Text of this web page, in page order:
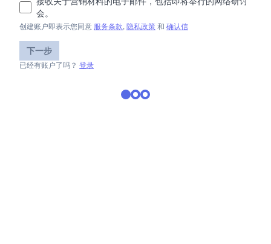
会。
创建账户即表示您同意 服务条款, 隐私政策 和 确认信
下一步
已经有账户了吗？ 登录